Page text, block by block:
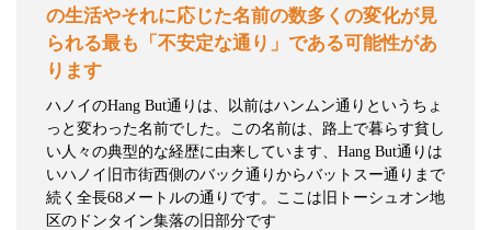
の生活やそれに応じた名前の数多くの変化が見
られる最も「不安定な通り」である可能性があ
ります
ハノイのHang But通りは、以前はハンムン通りというちょ
っと変わった名前でした。この名前は、路上で暮らす貧し
い人々の典型的な経歴に由来しています、 Hang But通りは
いハノイ旧市街西側のバック通りからバットスー通りまで
続く全長68 メートルの通りです。ここは旧トーシュオン地
区のドンタイン集落の旧部分です